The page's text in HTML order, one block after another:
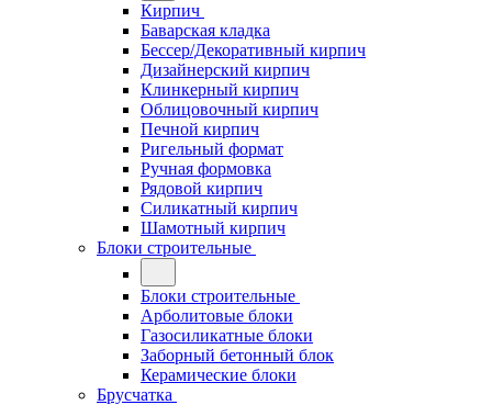
Кирпич
Баварская кладка
Бессер/Декоративный кирпич
Дизайнерский кирпич
Клинкерный кирпич
Облицовочный кирпич
Печной кирпич
Ригельный формат
Ручная формовка
Рядовой кирпич
Силикатный кирпич
Шамотный кирпич
Блоки строительные
Блоки строительные
Арболитовые блоки
Газосиликатные блоки
Заборный бетонный блок
Керамические блоки
Брусчатка